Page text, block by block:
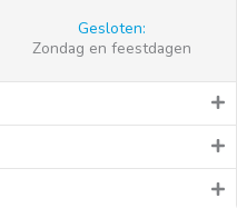
Gesloten:
Zondag en feestdagen